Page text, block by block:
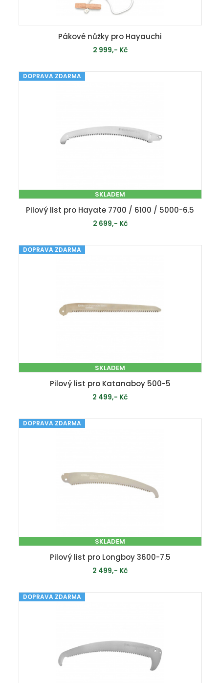
Pákové nůžky pro Hayauchi
2 999,- Kč
MOMENTÁLNĚ VYPRODÁNO
DOPRAVA ZDARMA
SKLADEM
Pilový list pro Hayate 7700 / 6100 / 5000-6.5
2 699,- Kč
DOPRAVA ZDARMA
SKLADEM
Pilový list pro Katanaboy 500-5
2 499,- Kč
DOPRAVA ZDARMA
SKLADEM
Pilový list pro Longboy 3600-7.5
2 499,- Kč
DOPRAVA ZDARMA